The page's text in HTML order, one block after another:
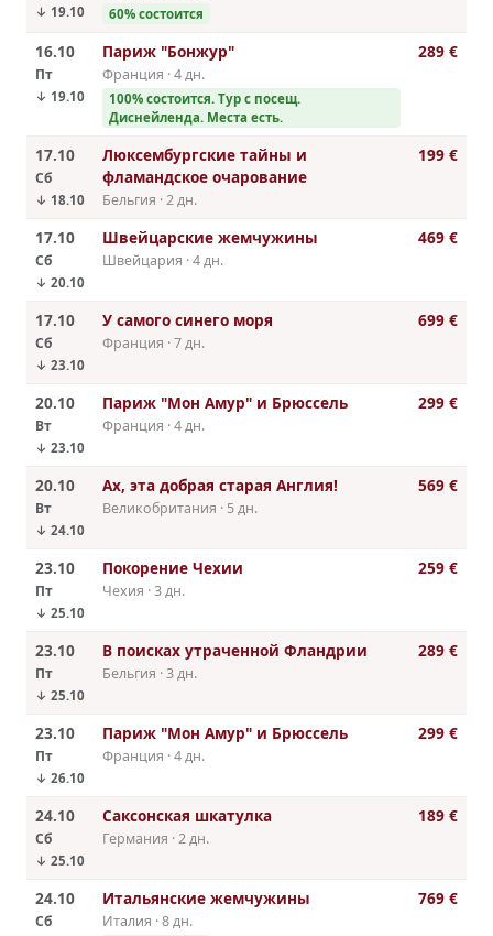
↓ 19.10 60% состоится
16.10
Пт
↓ 19.10
Париж "Бонжур"
Франция · 4 дн.
100% состоится. Тур с посещ.
Диснейленда. Места есть.
289 €
17.10
Сб
↓ 18.10
Люксембургские тайны и
фламандское очарование
Бельгия · 2 дн.
199 €
17.10
Сб
↓ 20.10
Швейцарские жемчужины
Швейцария · 4 дн.
469 €
17.10
Сб
↓ 23.10
У самого синего моря
Франция · 7 дн.
699 €
20.10
Вт
↓ 23.10
Париж "Мон Амур" и Брюссель
Франция · 4 дн.
299 €
20.10
Вт
↓ 24.10
Ax, эта добрая cтарая Англия!
Великобритания · 5 дн.
569 €
23.10
Пт
↓ 25.10
Покорение Чехии
Чехия · 3 дн.
259 €
23.10
Пт
↓ 25.10
В поисках утраченной Фландрии
Бельгия · 3 дн.
289 €
23.10
Пт
↓ 26.10
Париж "Мон Амур" и Брюссель
Франция · 4 дн.
299 €
24.10
Сб
↓ 25.10
Саксонская шкатулка
Германия · 2 дн.
189 €
24.10
Сб
Итальянские жемчужины
Италия · 8 дн.
769 €